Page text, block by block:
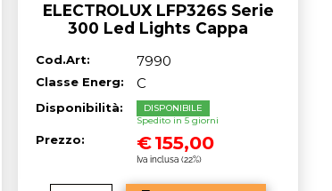
ELECTROLUX LFP326S Serie
300 Led Lights Cappa
Cod.Art: 7990
Classe Energ: C
Disponibilità:
DISPONIBILE
Spedito in 5 giorni
Prezzo: €155,00
Iva inclusa (22%)